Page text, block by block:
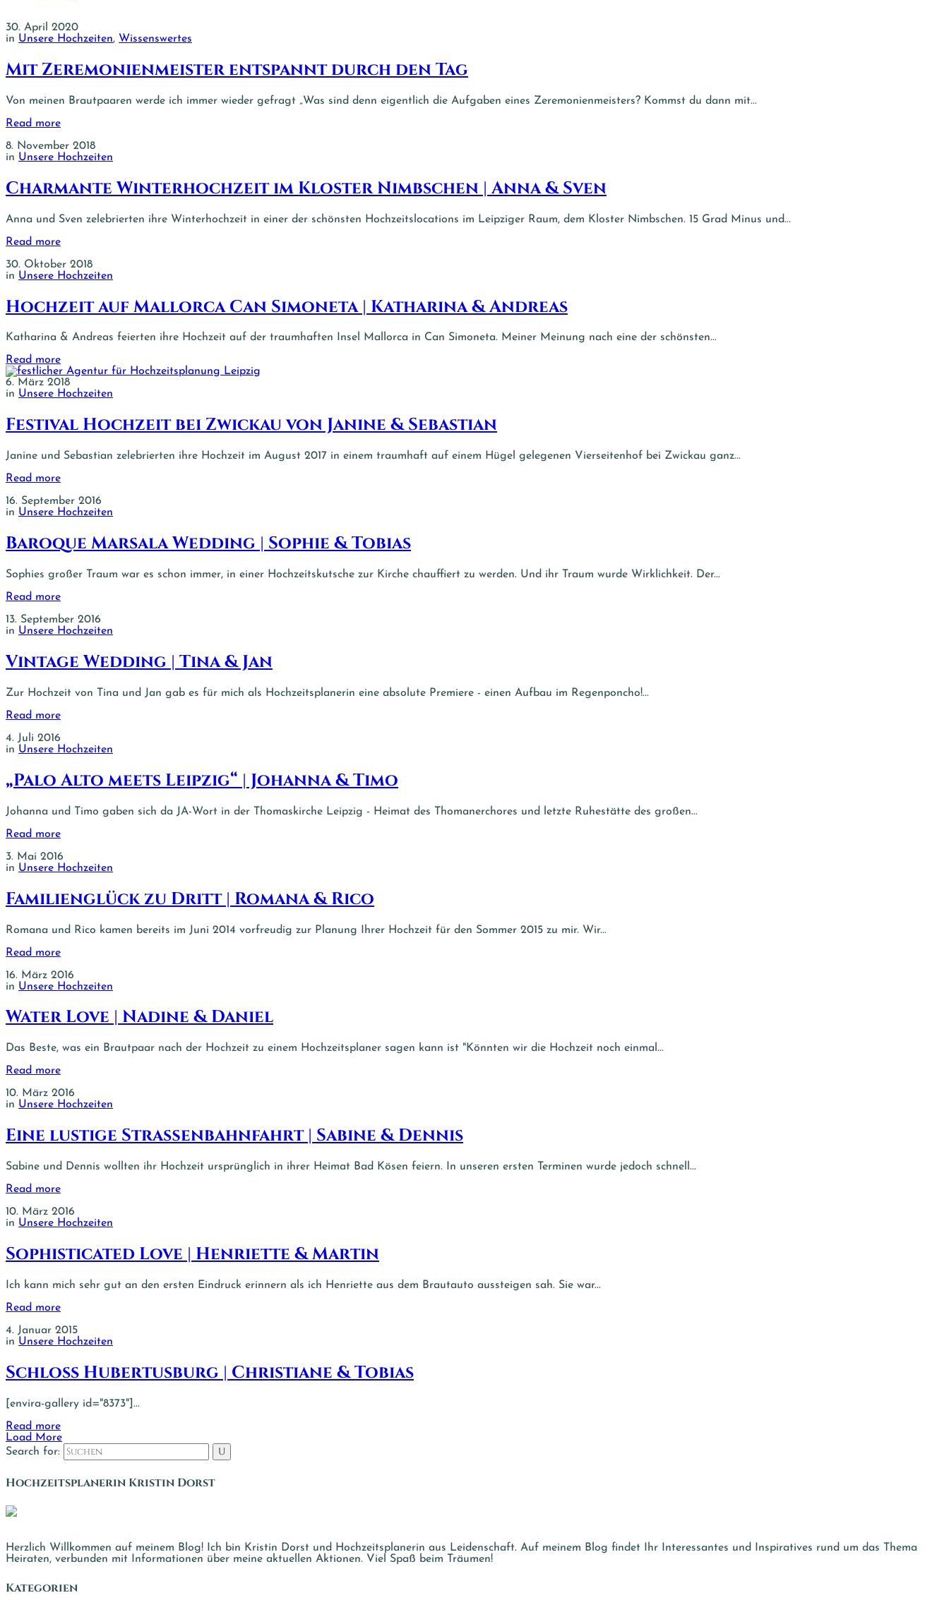
30. April 2020
in Unsere Hochzeiten, Wissenswertes
Mit Zeremonienmeister entspannt durch den Tag
Von meinen Brautpaaren werde ich immer wieder gefragt „Was sind denn eigentlich die Aufgaben eines Zeremonienmeisters? Kommst du dann mit...
Read more
8. November 2018
in Unsere Hochzeiten
Charmante Winterhochzeit im Kloster Nimbschen | Anna & Sven
Anna und Sven zelebrierten ihre Winterhochzeit in einer der schönsten Hochzeitslocations im Leipziger Raum, dem Kloster Nimbschen. 15 Grad Minus und...
Read more
30. Oktober 2018
in Unsere Hochzeiten
Hochzeit auf Mallorca Can Simoneta | Katharina & Andreas
Katharina & Andreas feierten ihre Hochzeit auf der traumhaften Insel Mallorca in Can Simoneta. Meiner Meinung nach eine der schönsten...
Read more
6. März 2018
in Unsere Hochzeiten
Festival Hochzeit bei Zwickau von Janine & Sebastian
Janine und Sebastian zelebrierten ihre Hochzeit im August 2017 in einem traumhaft auf einem Hügel gelegenen Vierseitenhof bei Zwickau ganz...
Read more
16. September 2016
in Unsere Hochzeiten
Baroque Marsala Wedding | Sophie & Tobias
Sophies großer Traum war es schon immer, in einer Hochzeitskutsche zur Kirche chauffiert zu werden. Und ihr Traum wurde Wirklichkeit. Der...
Read more
13. September 2016
in Unsere Hochzeiten
Vintage Wedding | Tina & Jan
Zur Hochzeit von Tina und Jan gab es für mich als Hochzeitsplanerin eine absolute Premiere - einen Aufbau im Regenponcho!...
Read more
4. Juli 2016
in Unsere Hochzeiten
„Palo Alto meets Leipzig“ | Johanna & Timo
Johanna und Timo gaben sich da JA-Wort in der Thomaskirche Leipzig - Heimat des Thomanerchores und letzte Ruhestätte des großen...
Read more
3. Mai 2016
in Unsere Hochzeiten
Familienglück zu Dritt | Romana & Rico
Romana und Rico kamen bereits im Juni 2014 vorfreudig zur Planung Ihrer Hochzeit für den Sommer 2015 zu mir. Wir...
Read more
16. März 2016
in Unsere Hochzeiten
Water Love | Nadine & Daniel
Das Beste, was ein Brautpaar nach der Hochzeit zu einem Hochzeitsplaner sagen kann ist "Könnten wir die Hochzeit noch einmal...
Read more
10. März 2016
in Unsere Hochzeiten
Eine lustige Straßenbahnfahrt | Sabine & Dennis
Sabine und Dennis wollten ihr Hochzeit ursprünglich in ihrer Heimat Bad Kösen feiern. In unseren ersten Terminen wurde jedoch schnell...
Read more
10. März 2016
in Unsere Hochzeiten
Sophisticated Love | Henriette & Martin
Ich kann mich sehr gut an den ersten Eindruck erinnern als ich Henriette aus dem Brautauto aussteigen sah. Sie war...
Read more
4. Januar 2015
in Unsere Hochzeiten
Schloss Hubertusburg | Christiane & Tobias
[envira-gallery id="8373"]...
Read more
Load More
Search for:
Hochzeits­planerin Kristin Dorst
Herzlich Willkommen auf meinem Blog! Ich bin Kristin Dorst und Hochzeitsplanerin aus Leidenschaft. Auf meinem Blog findet Ihr Interessantes und Inspiratives rund um das Thema
Heiraten, verbunden mit Informationen über meine aktuellen Aktionen. Viel Spaß beim Träumen!
Kategorien